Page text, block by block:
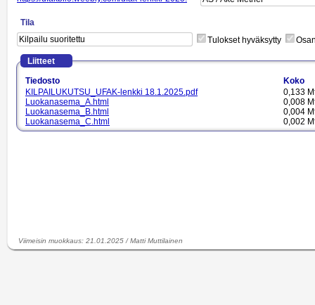
Tila
Tulokset hyväksytty
Liitteet
Tiedosto
Koko
KILPAILUKUTSU_UFAK-lenkki 18.1.2025.pdf
0,133
Luokanasema_A.html
0,008
Luokanasema_B.html
0,004
Luokanasema_C.html
0,002
Luokanasema_M.html
0,005
Viimeisin muokkaus: 21.01.2025 /Matti Muttilainen